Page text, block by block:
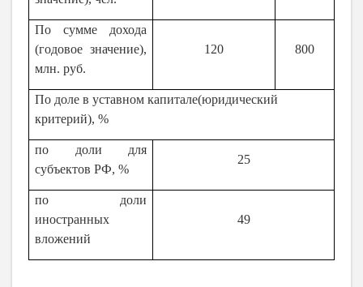
По сумме дохода
(годовое значение),
млн. руб.
120 800
По доле в уставном капитале(юридический
критерий), %
по доли для
субъектов РФ, %
25
по доли
иностранных
вложений
49